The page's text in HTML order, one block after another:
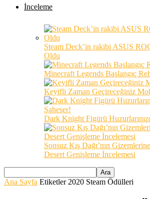
İnceleme
Steam Deck’in rakibi ASUS
Oldu
Minecraft Legends Başlangıç
Keyifli Zaman Geçireceğiniz
Dark Knight Figürü
Sonsuz Kış Dağı’nın
Desert Genişleme İncelemesi
Ana Sayfa Etiketler 2020 Steam Ödülleri